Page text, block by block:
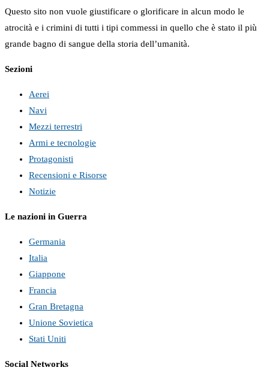
Questo sito non vuole giustificare o glorificare in alcun modo le
atrocità e i crimini di tutti i tipi commessi in quello che è stato il più
grande bagno di sangue della storia dell’umanità.
Sezioni
Aerei
Navi
Mezzi terrestri
Armi e tecnologie
Protagonisti
Recensioni e Risorse
Notizie
Le nazioni in Guerra
Germania
Italia
Giappone
Francia
Gran Bretagna
Unione Sovietica
Stati Uniti
Social Networks